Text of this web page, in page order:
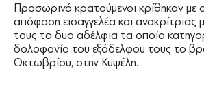
Προσωρινά κρατούμενοι κρίθηκαν με
απόφαση εισαγγελέα και ανακρίτριας
τους τα δυο αδέλφια τα οποία
δολοφονία του εξάδελφου τους το
Οκτωβρίου, στην Κυψέλη.